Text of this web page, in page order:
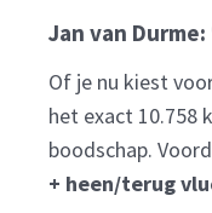
Jan van
Of je nu kiest
het exact 10.758
boodschap.
+ heen/terug